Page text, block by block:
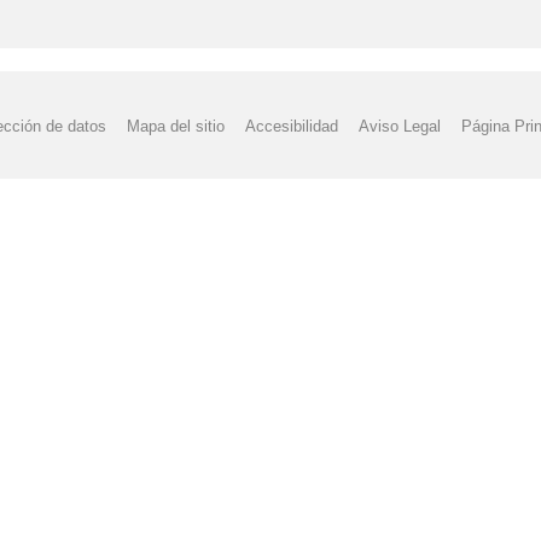
de datos Mapa del sitio Accesibilidad Aviso Legal Página